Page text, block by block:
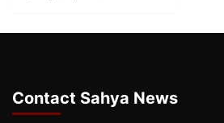
Contact Sahya News